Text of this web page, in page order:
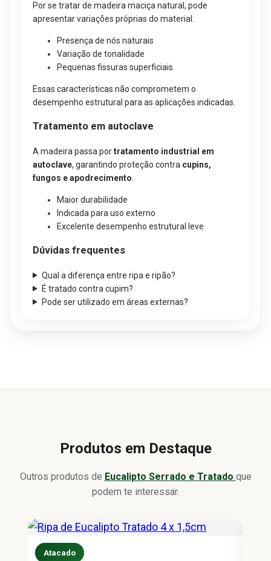
Por se tratar de madeira maciça natural, pode
apresentar variações próprias do material.
Presença de nós naturais
Variação de tonalidade
Pequenas fissuras superficiais
Essas características não comprometem o
desempenho estrutural para as aplicações indicadas.
Tratamento em autoclave
A madeira passa portratamento industrial em
autoclave, garantindo proteção contra cupins,
fungos e apodrecimento
Maior durabilidade
Indicada para uso externo
Excelente desempenho estrutural leve
Dúvidas frequentes
Qual a diferença entre ripa e ripão?
É tratado contra cupim?
Pode ser utilizado em áreas externas?
Produtos em Destaque
Outros produtos de Eucalipto Serrado e Tratado que
podem te interessar.
Atacado